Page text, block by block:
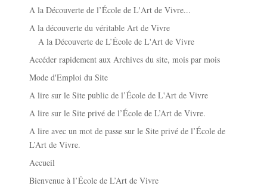
A la Découverte de l’École de L'Art de Vivre...
A la découverte du véritable Art de Vivre
A la Découverte de L’École de L'Art de Vivre
Accéder rapidement aux Archives du site, mois par mois
Mode d'Emploi du Site
A lire sur le Site public de l’École de L'Art de Vivre
A lire sur le Site privé de l’École de L’Art de Vivre.
A lire avec un mot de passe sur le Site privé de l’École de
L’Art de Vivre.
Accueil
Bienvenue à l’École de L’Art de Vivre